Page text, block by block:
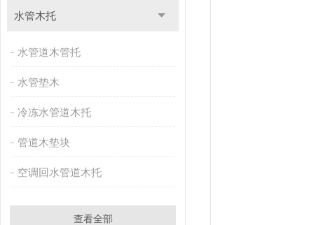
水管木托
水管道木管托
水管垫木
冷冻水管道木托
管道木垫块
空调回水管道木托
查看全部